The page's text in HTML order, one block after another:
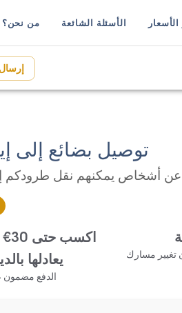
الأسئلة الشائعة من نحن؟
توصيل بضائع إلى
أشخاص يمكنهم نقل طرودكم
تغيير مسارك
يعادلها
الدفع مضمون